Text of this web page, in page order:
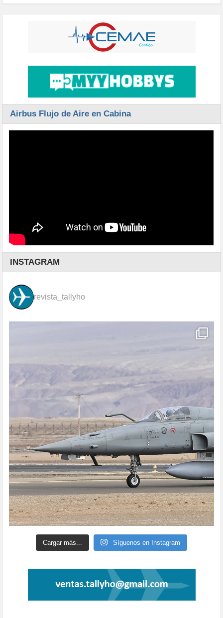
Airbus Flujo de Aire en Cabina
INSTAGRAM
revista_tallyho
Cargar más... Síguenos en Instagram